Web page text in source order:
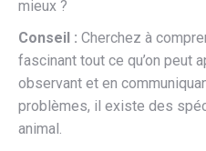
mieux ?
Conseil : Cherchez à
fascinant tout ce qu’on peut
observant et en
problèmes, il existe des
animal.